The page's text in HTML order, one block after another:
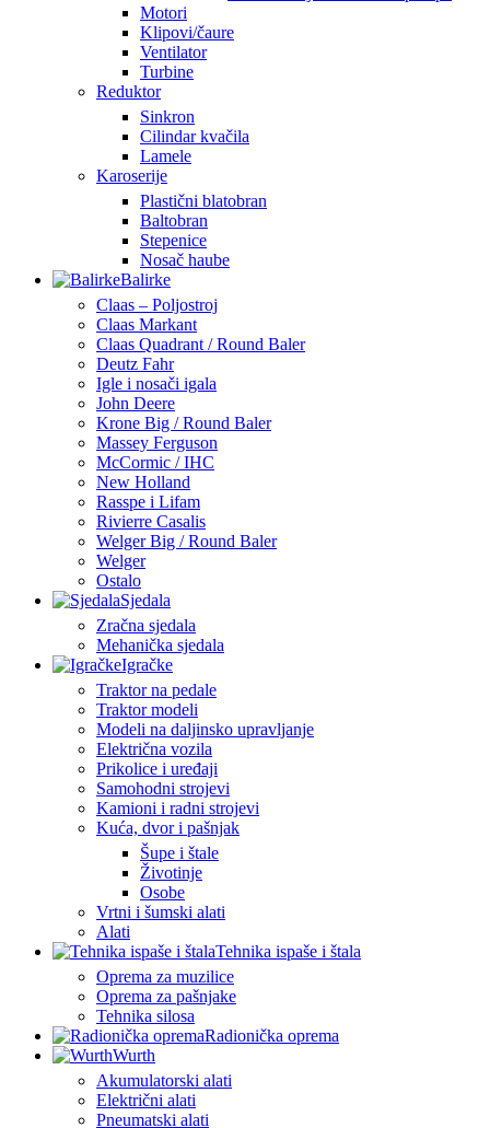
Motori
Klipovi/čaure
Ventilator
Turbine
Reduktor
Sinkron
Cilindar kvačila
Lamele
Karoserije
Plastični blatobran
Baltobran
Stepenice
Nosač haube
Balirke
Claas – Poljostroj
Claas Markant
Claas Quadrant / Round Baler
Deutz Fahr
Igle i nosači igala
John Deere
Krone Big / Round Baler
Massey Ferguson
McCormic / IHC
New Holland
Rasspe i Lifam
Rivierre Casalis
Welger Big / Round Baler
Welger
Ostalo
Sjedala
Zračna sjedala
Mehanička sjedala
Igračke
Traktor na pedale
Traktor modeli
Modeli na daljinsko upravljanje
Električna vozila
Prikolice i uređaji
Samohodni strojevi
Kamioni i radni strojevi
Kuća, dvor i pašnjak
Šupe i štale
Životinje
Osobe
Vrtni i šumski alati
Alati
Tehnika ispaše i štala
Oprema za muzilice
Oprema za pašnjake
Tehnika silosa
Radionička oprema
Wurth
Akumulatorski alati
Električni alati
Pneumatski alati